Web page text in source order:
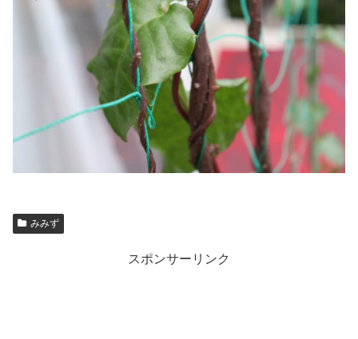
みみず
スポンサーリンク